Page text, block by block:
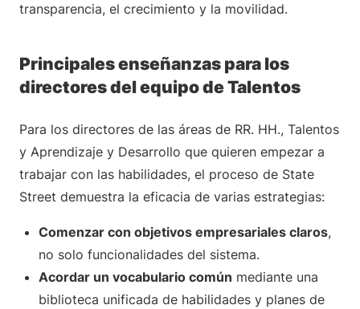
transparencia, el crecimiento y la movilidad.
Principales enseñanzas para los
directores del equipo de Talentos
Para los directores de las áreas de RR. HH., Talentos
y Aprendizaje y Desarrollo que quieren empezar a
trabajar con las habilidades, el proceso de State
Street demuestra la eficacia de varias estrategias:
Comenzar con objetivos empresariales claros,
no solo funcionalidades del sistema.
Acordar un vocabulario común mediante una
biblioteca unificada de habilidades y planes de